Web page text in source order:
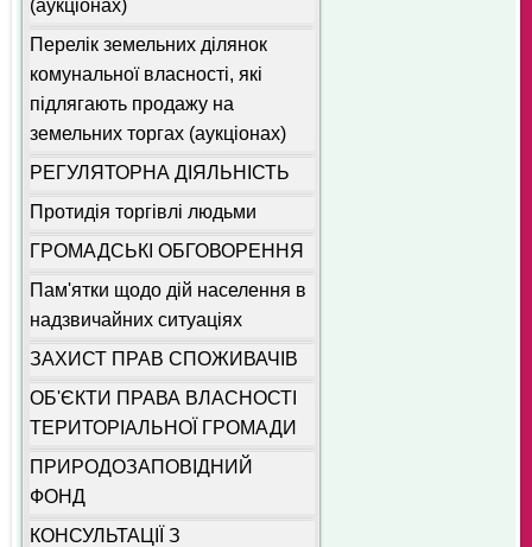
(аукціонах)
Перелік земельних ділянок
комунальної власності, які
підлягають продажу на
земельних торгах (аукціонах)
РЕГУЛЯТОРНА ДІЯЛЬНІСТЬ
Протидія торгівлі людьми
ГРОМАДСЬКІ ОБГОВОРЕННЯ
Пам'ятки щодо дій населення в
надзвичайних ситуаціях
ЗАХИСТ ПРАВ СПОЖИВАЧІВ
ОБ'ЄКТИ ПРАВА ВЛАСНОСТІ
ТЕРИТОРІАЛЬНОЇ ГРОМАДИ
ПРИРОДОЗАПОВІДНИЙ
ФОНД
КОНСУЛЬТАЦІЇ З